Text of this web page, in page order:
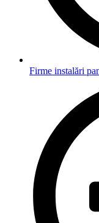
Firme instalări